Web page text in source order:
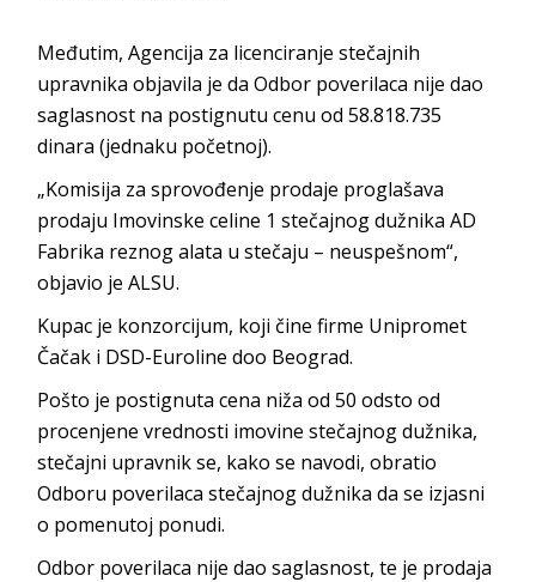
Međutim, Agencija za licenciranje stečajnih
upravnika objavila je da Odbor poverilaca nije dao
saglasnost na postignutu cenu od 58.818.735
dinara (jednaku početnoj).
„Komisija za sprovođenje prodaje proglašava
prodaju Imovinske celine 1 stečajnog dužnika AD
Fabrika reznog alata u stečaju – neuspešnom“,
objavio je ALSU.
Kupac je konzorcijum, koji čine firme Unipromet
Čačak i DSD-Euroline doo Beograd.
Pošto je postignuta cena niža od 50 odsto od
procenjene vrednosti imovine stečajnog dužnika,
stečajni upravnik se, kako se navodi, obratio
Odboru poverilaca stečajnog dužnika da se izjasni
o pomenutoj ponudi.
Odbor poverilaca nije dao saglasnost, te je prodaja